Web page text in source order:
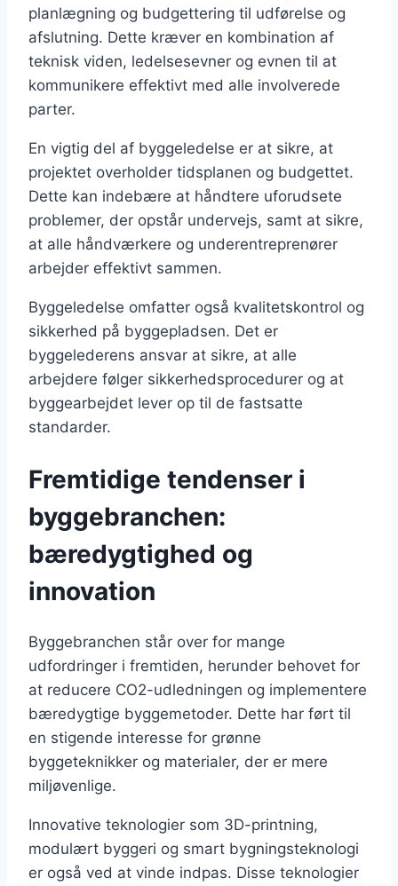
planlægning og budgettering til udførelse og
afslutning. Dette kræver en kombination af
teknisk viden, ledelsesevner og evnen til at
kommunikere effektivt med alle involverede
parter.
En vigtig del af byggeledelse er at sikre, at
projektet overholder tidsplanen og budgettet.
Dette kan indebære at håndtere uforudsete
problemer, der opstår undervejs, samt at sikre,
at alle håndværkere og underentreprenører
arbejder effektivt sammen.
Byggeledelse omfatter også kvalitetskontrol og
sikkerhed på byggepladsen. Det er
byggelederens ansvar at sikre, at alle
arbejdere følger sikkerhedsprocedurer og at
byggearbejdet lever op til de fastsatte
standarder.
Fremtidige tendenser i
byggebranchen:
bæredygtighed og
innovation
Byggebranchen står over for mange
udfordringer i fremtiden, herunder behovet for
at reducere CO2-udledningen og implementere
bæredygtige byggemetoder. Dette har ført til
en stigende interesse for grønne
byggeteknikker og materialer, der er mere
miljøvenlige.
Innovative teknologier som 3D-printning,
modulært byggeri og smart bygningsteknologi
er også ved at vinde indpas. Disse teknologier